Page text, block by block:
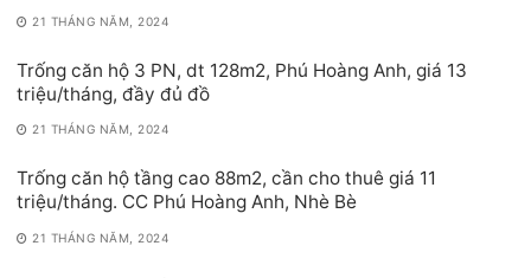
21 THÁNG NĂM, 2024
Trống căn hộ 3 PN, dt 128m2, Phú Hoàng Anh, giá 13
triệu/tháng, đầy đủ đồ
21 THÁNG NĂM, 2024
Trống căn hộ tầng cao 88m2, cần cho thuê giá 11
triệu/tháng. CC Phú Hoàng Anh, Nhè Bè
21 THÁNG NĂM, 2024